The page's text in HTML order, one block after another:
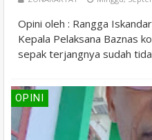
Opini oleh : Rangga
Kepala Pelaksana Baznas
sepak terjangnya sudah
OPINI